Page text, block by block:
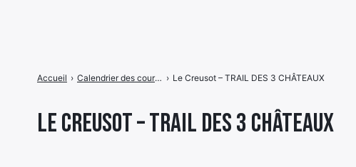
Le Creusot – TRAIL DES 3 CHÂTEAUX
Accueil › Calendrier des courses › Le Creusot – TRAIL DES 3 CHÂTEAUX